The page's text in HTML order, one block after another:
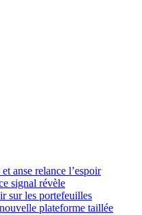
anse relance l’espoir
signal révèle
sur les portefeuilles
plateforme taillée